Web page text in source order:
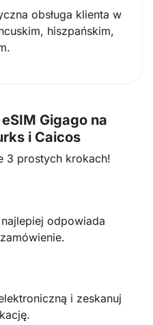
obsługa klienta w
hiszpańskim,
Gigago na
i Caicos
3 prostych krokach!
odpowiada
i zeskanuj